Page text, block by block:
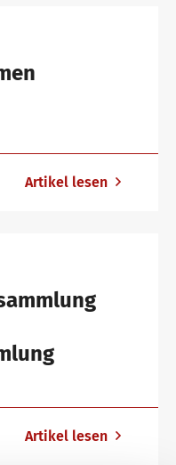
Artikel lesen
Artikel lesen